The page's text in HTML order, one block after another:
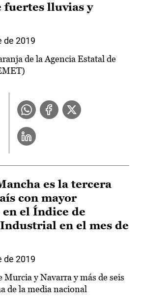
fuertes lluvias y
de 2019
de la Agencia Estatal de
es la tercera
con mayor
el Índice de
en el mes de
de 2019
Murcia y Navarra y más de seis
de la media nacional